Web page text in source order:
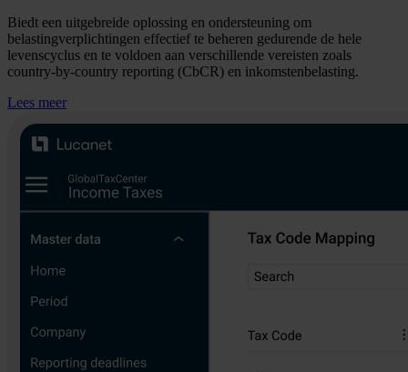
Biedt een uitgebreide oplossing en ondersteuning om
belastingverplichtingen effectief te beheren gedurende de hele
levenscyclus en te voldoen aan verschillende vereisten zoals
country-by-country reporting (CbCR) en inkomstenbelasting.
Lees meer